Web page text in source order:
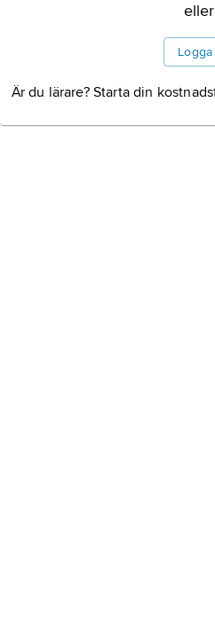
eller
Är du lärare? Starta din